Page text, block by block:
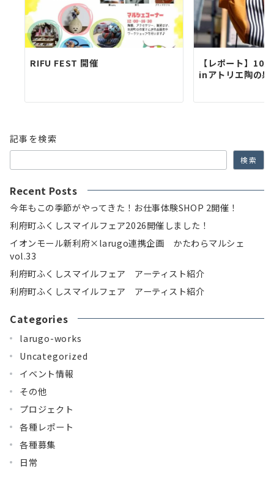
RIFU FEST 開催
【レポート】10
inアトリエ陶の
記事を検索
検索
Recent Posts
今年もこの季節がやってきた！お仕事体験SHOP 2開催！
利府町ふくしスマイルフェア2026開催しました！
イオンモール新利府×larugo連携企画 かたわらマルシェ
vol.33
利府町ふくしスマイルフェア アーティスト紹介
利府町ふくしスマイルフェア アーティスト紹介
Categories
larugo-works
Uncategorized
イベント情報
その他
プロジェクト
各種レポート
各種募集
日常